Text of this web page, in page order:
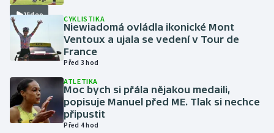
Judo
Krasobruslení
Lyže a snowboard
Moderní pětiboj
Video CYKLISTIKA
Niewiadomá ovládla ikonické Mont
Ventoux a ujala se vedení v Tour de
France
Před 3 hod
ATLETIKA
Moc bych si přála nějakou medaili,
popisuje Manuel před ME. Tlak si nechce
připustit
Před 4 hod